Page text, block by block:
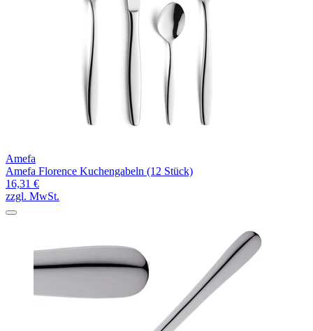
Amefa
Amefa Florence Kuchengabeln (12 Stück)
16,31 €
zzgl. MwSt.